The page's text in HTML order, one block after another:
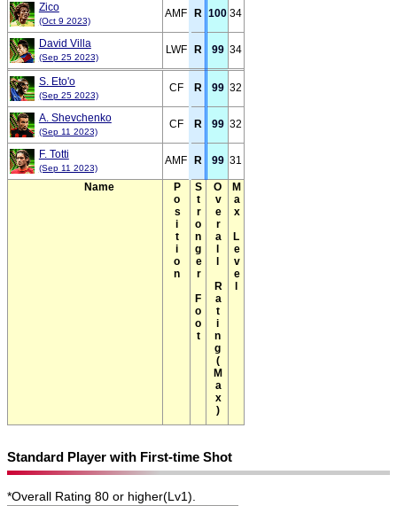
Zico
(Oct 9 2023)
AMF R 100 34
David Villa
(Sep 25 2023)
LWF R 99 34
S. Eto'o
(Sep 25 2023)
CF R 99 32
A. Shevchenko
(Sep 11 2023)
CF R 99 32
F. Totti
(Sep 11 2023)
AMF R 99 31
Name PositionStronger FootOverall Rating(Max)Max Level
Standard Player with First-time Shot
*Overall Rating 80 or higher(Lv1).